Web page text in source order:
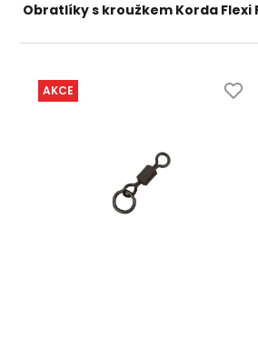
Obratlíky s kroužkem Korda Flexi
AKCE